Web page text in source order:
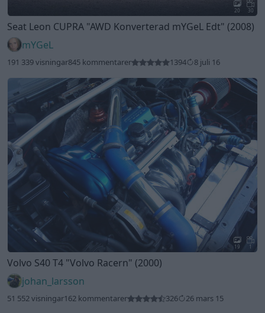
20 30
Seat Leon CUPRA "AWD Konverterad mYGeL Edt" (2008)
mYGeL
191 339 visningar845 kommentarer 1394 8 juli 16
19 1
Volvo S40 T4 "Volvo Racern" (2000)
johan_larsson
51 552 visningar162 kommentarer 326 26 mars 15